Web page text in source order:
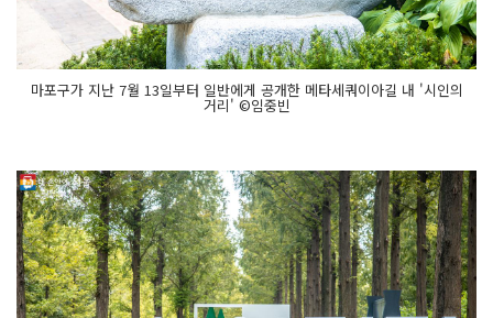
마포구가 지난 7월 13일부터 일반에게 공개한 메타세쿼이아길 내 '시인의
거리' ©임중빈